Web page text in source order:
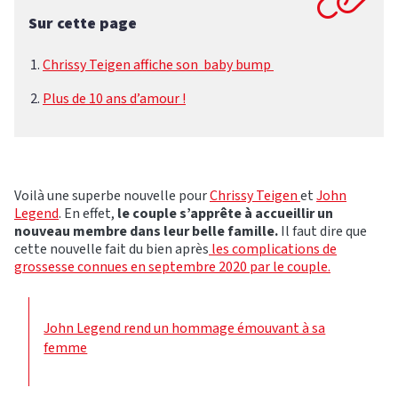
Sur cette page
Chrissy Teigen affiche son baby bump
Plus de 10 ans d’amour !
Voilà une superbe nouvelle pourChrissy TeigenetJohn
Legend. En effet, le couple s’apprête à accueillir un
nouveau membre dans leur belle famille.Il faut dire que
cette nouvelle fait du bien après les complications de
grossesse connues en septembre 2020 par le couple.
John Legend rend un hommage émouvant à sa
femme